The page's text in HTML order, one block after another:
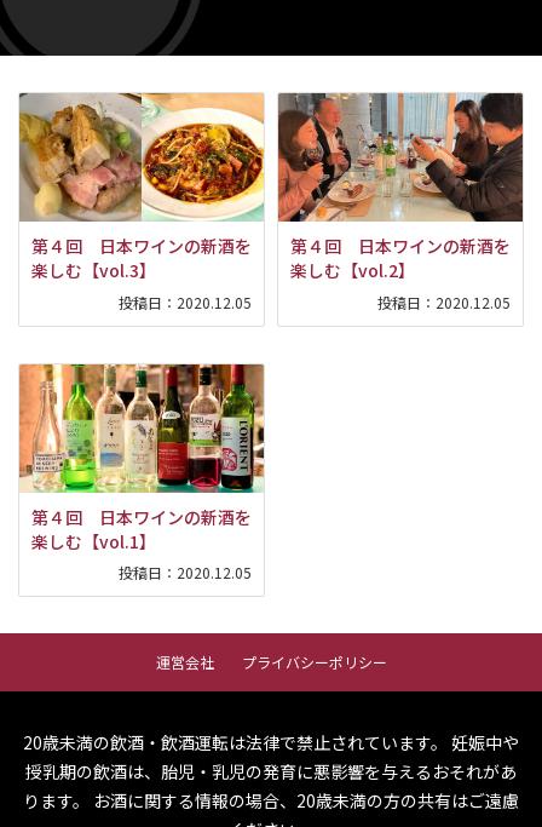
第４回 日本ワインの新酒を
楽しむ【vol.3】
投稿日： 2020.12.05
第４回 日本ワインの新酒を
楽しむ【vol.2】
投稿日： 2020.12.05
第４回 日本ワインの新酒を
楽しむ【vol.1】
投稿日： 2020.12.05
運営会社 プライバシーポリシー
20歳未満の飲酒・飲酒運転は法律で禁止されています。 妊娠中や
授乳期の飲酒は、胎児・乳児の発育に悪影響を与えるおそれがあ
ります。
お酒に関する情報の場合、20歳未満の方の共有はご遠慮